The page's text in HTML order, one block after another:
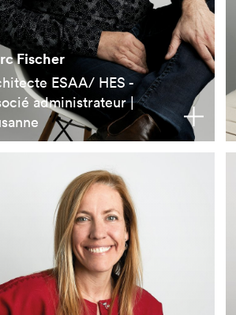
Fischer
ESAA/ HES -
administrateur |